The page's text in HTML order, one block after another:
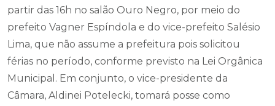
partir das 16h no salão Ouro Negro, por meio do
prefeito Vagner Espíndola e do vice-prefeito Salésio
Lima, que não assume a prefeitura pois solicitou
férias no período, conforme previsto na Lei Orgânica
Municipal. Em conjunto, o vice-presidente da
Câmara, Aldinei Potelecki, tomará posse como